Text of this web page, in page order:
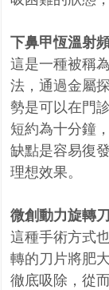
下鼻甲恆溫射
這是一種被稱
法，通過金屬
勢是可以在門
短約為十分鐘
缺點是容易復
理想效果。
微創動力旋轉
這種手術方式
轉的刀片將肥
徹底吸除，從